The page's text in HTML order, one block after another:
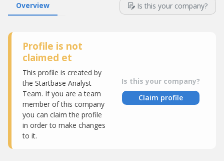
Overview Is this your company?
Profile is not
claimed et
This profile is created by
the Startbase Analyst
Team. If you are a team
member of this company
you can claim the profile
in order to make changes
to it.
Is this your company?
Claim profile